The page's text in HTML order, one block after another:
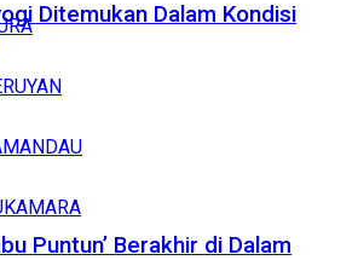
Ditemukan Dalam Kondisi
Puntun’ Berakhir di Dalam